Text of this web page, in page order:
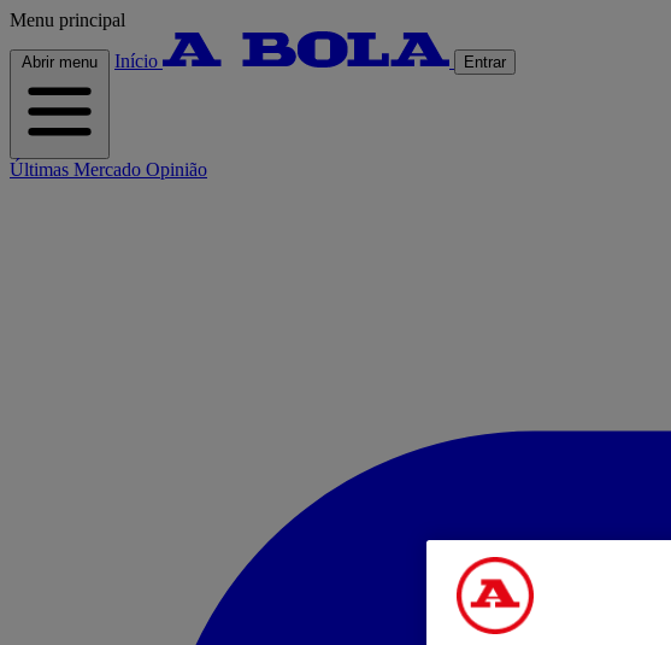
Menu principal
Abrir menu Início Entrar
Últimas Mercado Opinião